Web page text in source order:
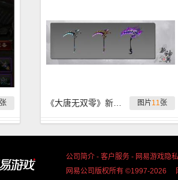
张 图片11张
公司简介 - 客户服务 - 网易游戏隐
网易公司版权所有 ©1997-2026